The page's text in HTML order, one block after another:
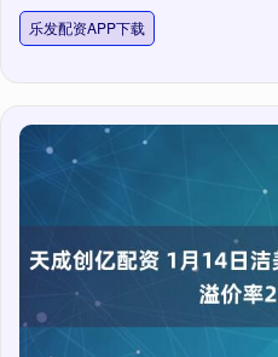
乐发配资APP下载